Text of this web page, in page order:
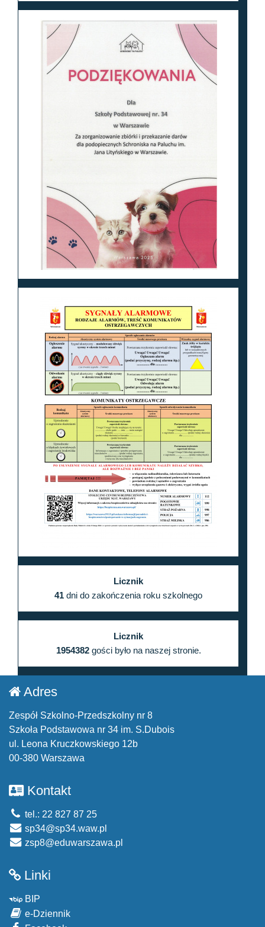
Licznik
41 dni do zakończenia roku szkolnego
Licznik
1954382gości było na naszej stronie.
Adres
Zespół Szkolno-Przedszkolny nr 8
Szkoła Podstawowa nr 34 im. S.Dubois
ul. Leona Kruczkowskiego 12b
00-380 Warszawa
Kontakt
tel.: 22 827 87 25
sp34@sp34.waw.pl
zsp8@eduwarszawa.pl
Linki
BIP
e-Dziennik